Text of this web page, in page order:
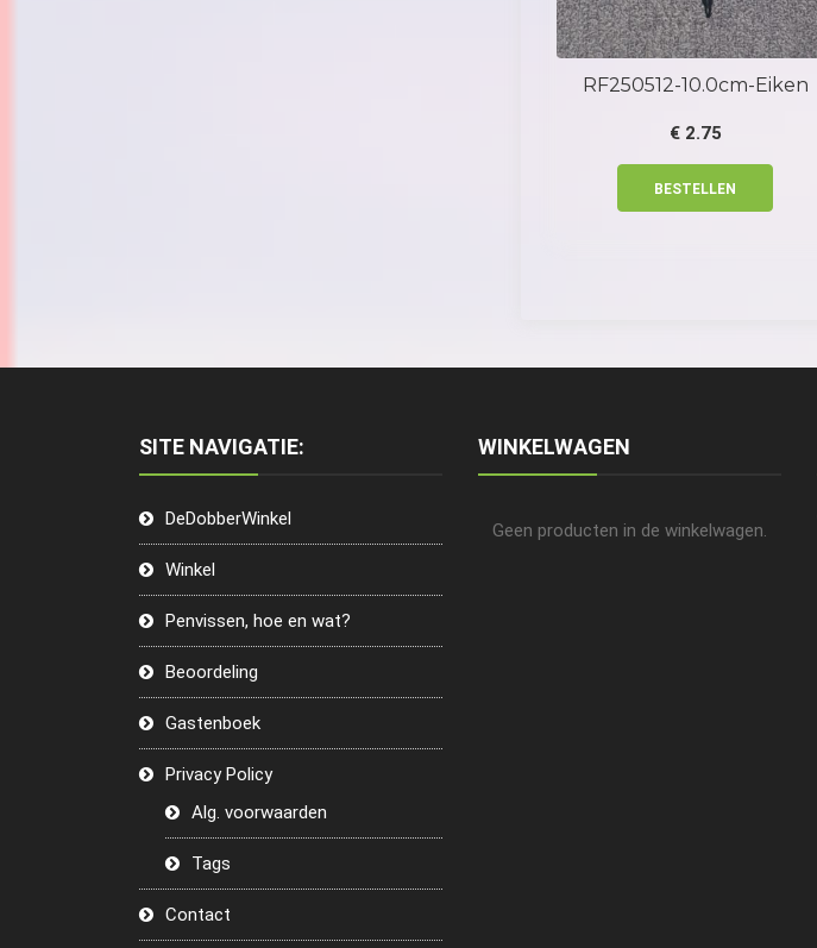
RF250512-10.0cm-Eiken
€2.75
BESTELLEN
SITE NAVIGATIE:
DeDobberWinkel
Winkel
Penvissen, hoe en wat?
Beoordeling
Gastenboek
Privacy Policy
Alg. voorwaarden
Tags
Contact
WINKELWAGEN
Geen producten in de winkelwagen.